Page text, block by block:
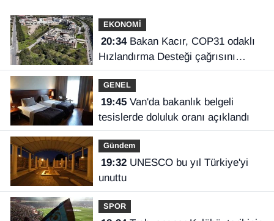
EKONOMİ
20:34Bakan Kacır, COP31 odaklı
Hızlandırma Desteği çağrısını
açıkladı
GENEL
19:45Van'da bakanlık belgeli
tesislerde doluluk oranı açıklandı
Gündem
19:32UNESCO bu yıl Türkiye'yi
unuttu
SPOR